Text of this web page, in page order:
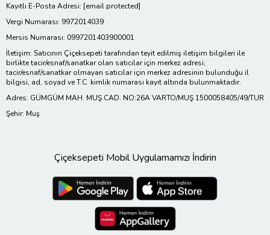
Kayıtlı E-Posta Adresi: [email protected]
Vergi Numarası: 9972014039
Mersis Numarası: 0997201403900001
İletişim: Satıcının Çiçeksepeti tarafından teyit edilmiş iletişim bilgileri ile
birlikte tacir/esnaf/sanatkar olan satıcılar için merkez adresi;
tacir/esnaf/sanatkar olmayan satıcılar için merkez adresinin bulunduğu il
bilgisi, ad, soyad ve T.C. kimlik numarası kayıt altında bulunmaktadır.
Adres: GÜMGÜM MAH. MUŞ CAD. NO:26A VARTO/MUŞ 1500058405/49/TUR
Şehir: Muş
Çiçeksepeti Mobil Uygulamamızı İndirin